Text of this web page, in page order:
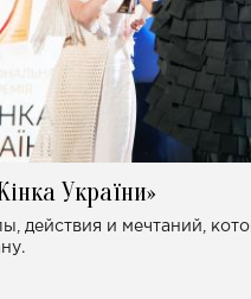
України»
действия и мечтаний,